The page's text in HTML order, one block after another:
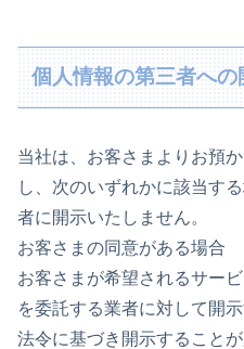
個人情報の第三者へ
当社は、お客さまよりお預
し、次のいずれかに該当す
者に開示いたしません。
お客さまの同意がある場合
お客さまが希望されるサー
を委託する業者に対して開
法令に基づき開示すること